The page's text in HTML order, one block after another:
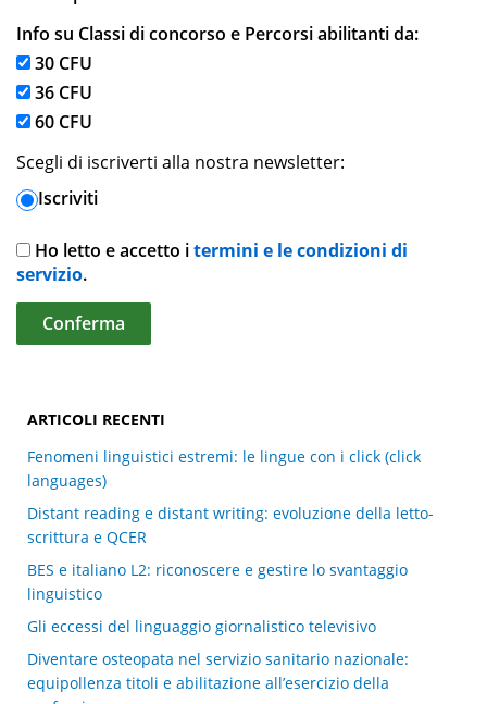
Info su Classi di concorso e Percorsi abilitanti da:
30 CFU
36 CFU
60 CFU
Scegli di iscriverti alla nostra newsletter:
Iscriviti
Ho letto e accetto itermini e le condizioni di
servizio.
ARTICOLI RECENTI
Fenomeni linguistici estremi: le lingue con i click (click
languages)
Distant reading e distant writing: evoluzione della letto-
scrittura e QCER
BES e italiano L2: riconoscere e gestire lo svantaggio
linguistico
Gli eccessi del linguaggio giornalistico televisivo
Diventare osteopata nel servizio sanitario nazionale:
equipollenza titoli e abilitazione all’esercizio della